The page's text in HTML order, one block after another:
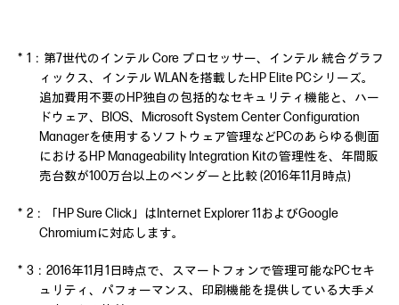
＊1：第7世代のインテル Core プロセッサー、インテル 統合グラフ
ィックス、インテル WLANを搭載したHP Elite PCシリーズ。
追加費用不要のHP独自の包括的なセキュリティ機能と、ハー
ドウェア、BIOS、Microsoft System Center Configuration
Managerを使用するソフトウェア管理などPCのあらゆる側面
におけるHP Manageability Integration Kitの管理性を、年間販
売台数が100万台以上のベンダーと比較 (2016年11月時点)
＊2：「HP Sure Click」はInternet Explorer 11およびGoogle
Chromiumに対応します。
＊3：2016年11月1日時点で、スマートフォンで管理可能なPCセキ
ュリティ、パフォーマンス、印刷機能を提供している大手メ